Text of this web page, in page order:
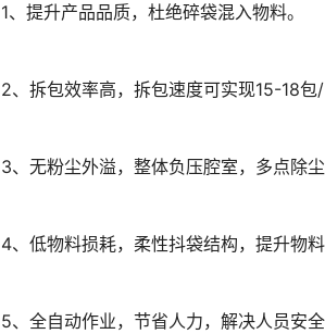
1、提升产品品质，杜绝碎袋混入物料。
2、拆包效率高，拆包速度可实现15-18包
3、无粉尘外溢，整体负压腔室，多点除
4、低物料损耗，柔性抖袋结构，提升物
5、全自动作业，节省人力，解决人员安